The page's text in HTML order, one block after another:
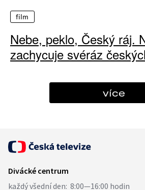
film
Nebe, peklo, Český ráj.
zachycuje svéráz
více